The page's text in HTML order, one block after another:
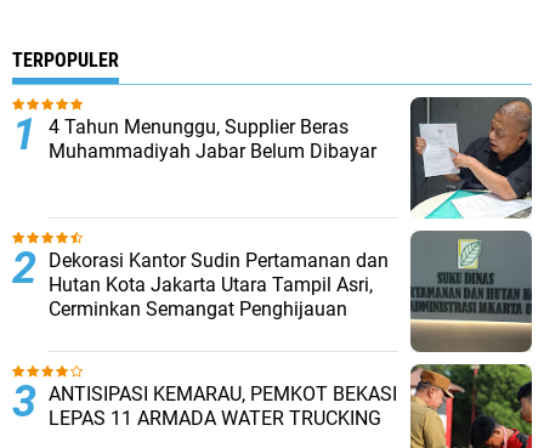
TERPOPULER
4 Tahun Menunggu, Supplier Beras
Muhammadiyah Jabar Belum Dibayar
Dekorasi Kantor Sudin Pertamanan dan
Hutan Kota Jakarta Utara Tampil Asri,
Cerminkan Semangat Penghijauan
ANTISIPASI KEMARAU, PEMKOT BEKASI
LEPAS 11 ARMADA WATER TRUCKING